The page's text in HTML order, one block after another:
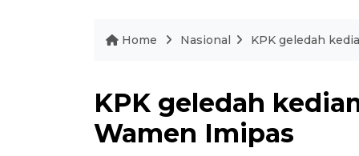
Home Nasional KPK geledah
KPK geledah
Wamen Imipas